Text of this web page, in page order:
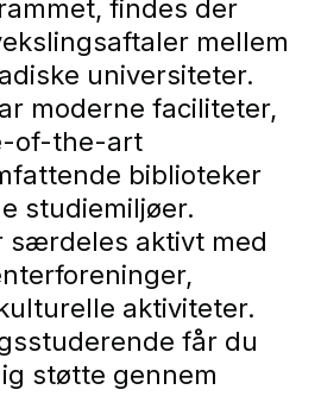
findes der
mellem
universiteter.
moderne faciliteter,
of-the-art
biblioteker
studiemiljøer.
særdeles aktivt med
aktiviteter.
får du
støtte gennem